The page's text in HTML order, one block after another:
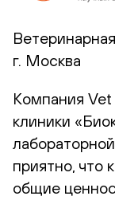
г. Москва
Компания
клиники
приятно, что
общие